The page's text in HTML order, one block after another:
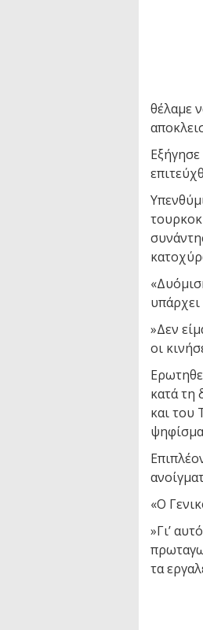
θέλαμε
Εξήγησε
υπάρχει
»Δεν
οι
κατά τη
και του
«Ο
»Γι’
τα